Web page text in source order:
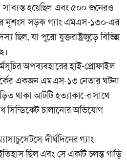
হয়েছিল এবং ৫০০ জনেরও
নৃশংস সড়ক গ্যাং এমএস-১৩০-এর
ছিল, যা পুরো যুক্তরাষ্ট্রজুড়ে বিভিন্ন
অপব্যবহারের হাই-প্রোফাইল
একজন এমএস-১৩ নেতার ঘটনা
থাকা আটটি হত্যাকা-ের সাথে
সিন্ডিকেট চালানোর অভিযোগ
দীর্ঘদিনের গ্যাং
ছিল এবং সে একটি চলন্ত গাড়ি